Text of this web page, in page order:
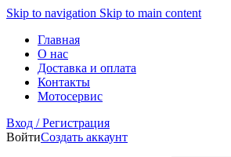
Skip to navigation Skip to main content
Главная
О нас
Доставка и оплата
Контакты
Мотосервис
Вход / Регистрация
ВойтиСоздать аккаунт